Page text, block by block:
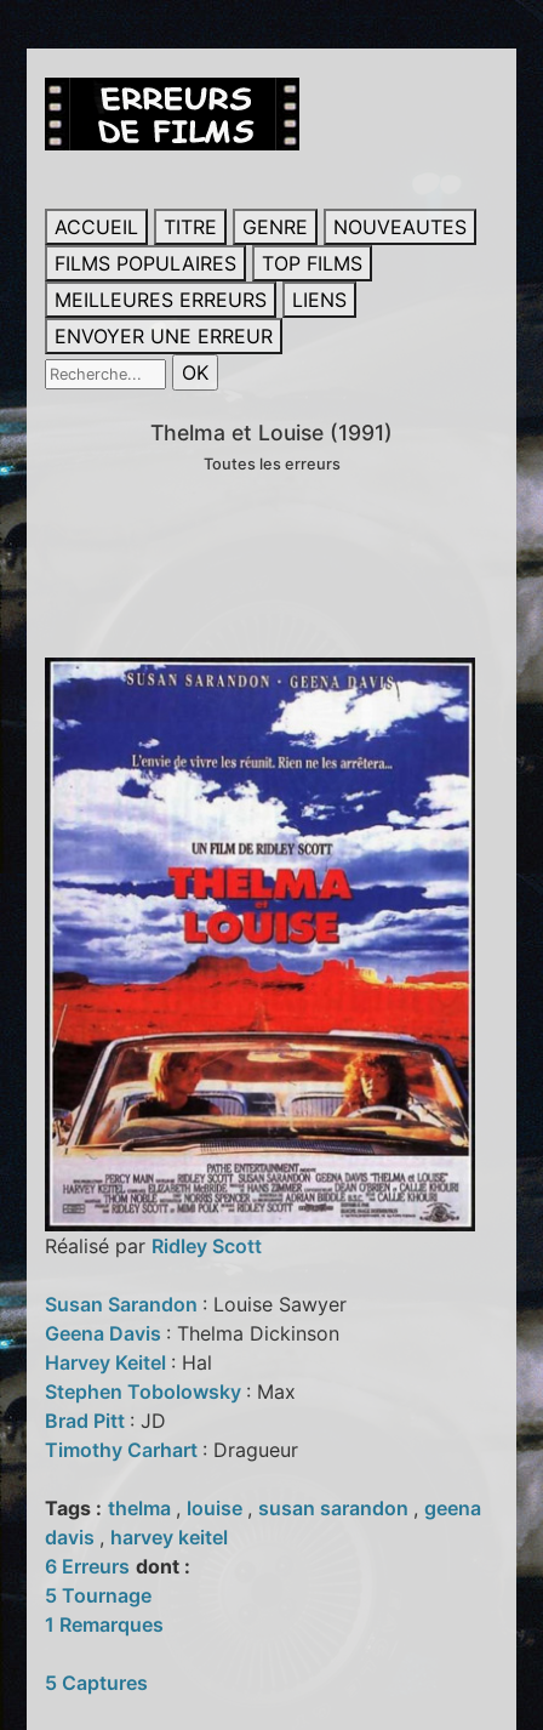
ACCUEIL TITRE GENRE
NOUVEAUTES
FILMS POPULAIRES
TOP FILMS
MEILLEURES ERREURS
LIENS
ENVOYER UNE ERREUR
Thelma et Louise (1991)
Toutes les erreurs
Réalisé par Ridley Scott
Susan Sarandon : Louise Sawyer
Geena Davis : Thelma Dickinson
Harvey Keitel : Hal
Stephen Tobolowsky : Max
Brad Pitt : JD
Timothy Carhart : Dragueur
Tags : thelma , louise , susan sarandon ,geena
davis , harvey keitel
6 Erreurs dont :
5 Tournage
1 Remarques
5 Captures